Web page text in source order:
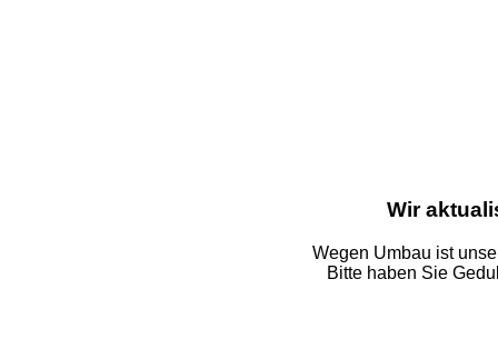
Wir
Wegen Umbau ist
Bitte haben Sie